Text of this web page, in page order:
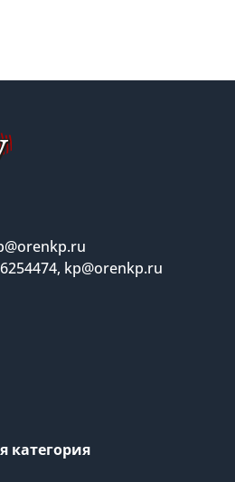
kp@orenkp.ru
категория